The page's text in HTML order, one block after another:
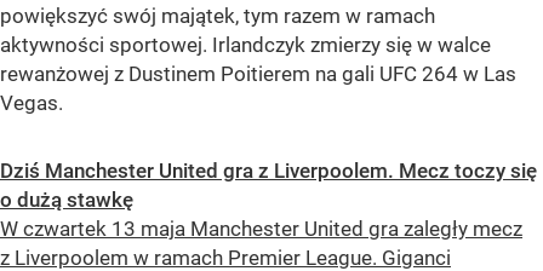
powiększyć swój majątek, tym razem w ramach
aktywności sportowej. Irlandczyk zmierzy się w walce
rewanżowej z Dustinem Poitierem na gali UFC 264 w Las
Vegas.
Dziś Manchester United gra z Liverpoolem. Mecz toczy się
o dużą stawkę
W czwartek 13 maja Manchester United gra zaległy mecz
z Liverpoolem w ramach Premier League. Giganci